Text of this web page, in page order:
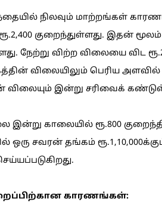
நிலவும் மாற்றங்கள்
குறைந்துள்ளது. இதன்
நேற்று விற்ற விலையை விட
விலையிலும் பெரிய
விலையும் இன்று சரிவைக்
காலையில் ரூ.800
சவரன் தங்கம் ரூ.1,10,000க்கும்,
காரணங்கள்: